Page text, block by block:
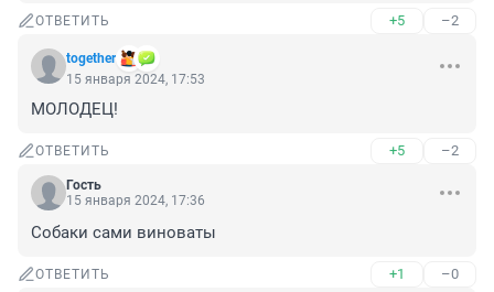
ОТВЕТИТЬ +5 –2
together
15 января 2024, 17:53
МОЛОДЕЦ!
ОТВЕТИТЬ +5 –2
Гость
15 января 2024, 17:36
Собаки сами виноваты
ОТВЕТИТЬ +1 –0